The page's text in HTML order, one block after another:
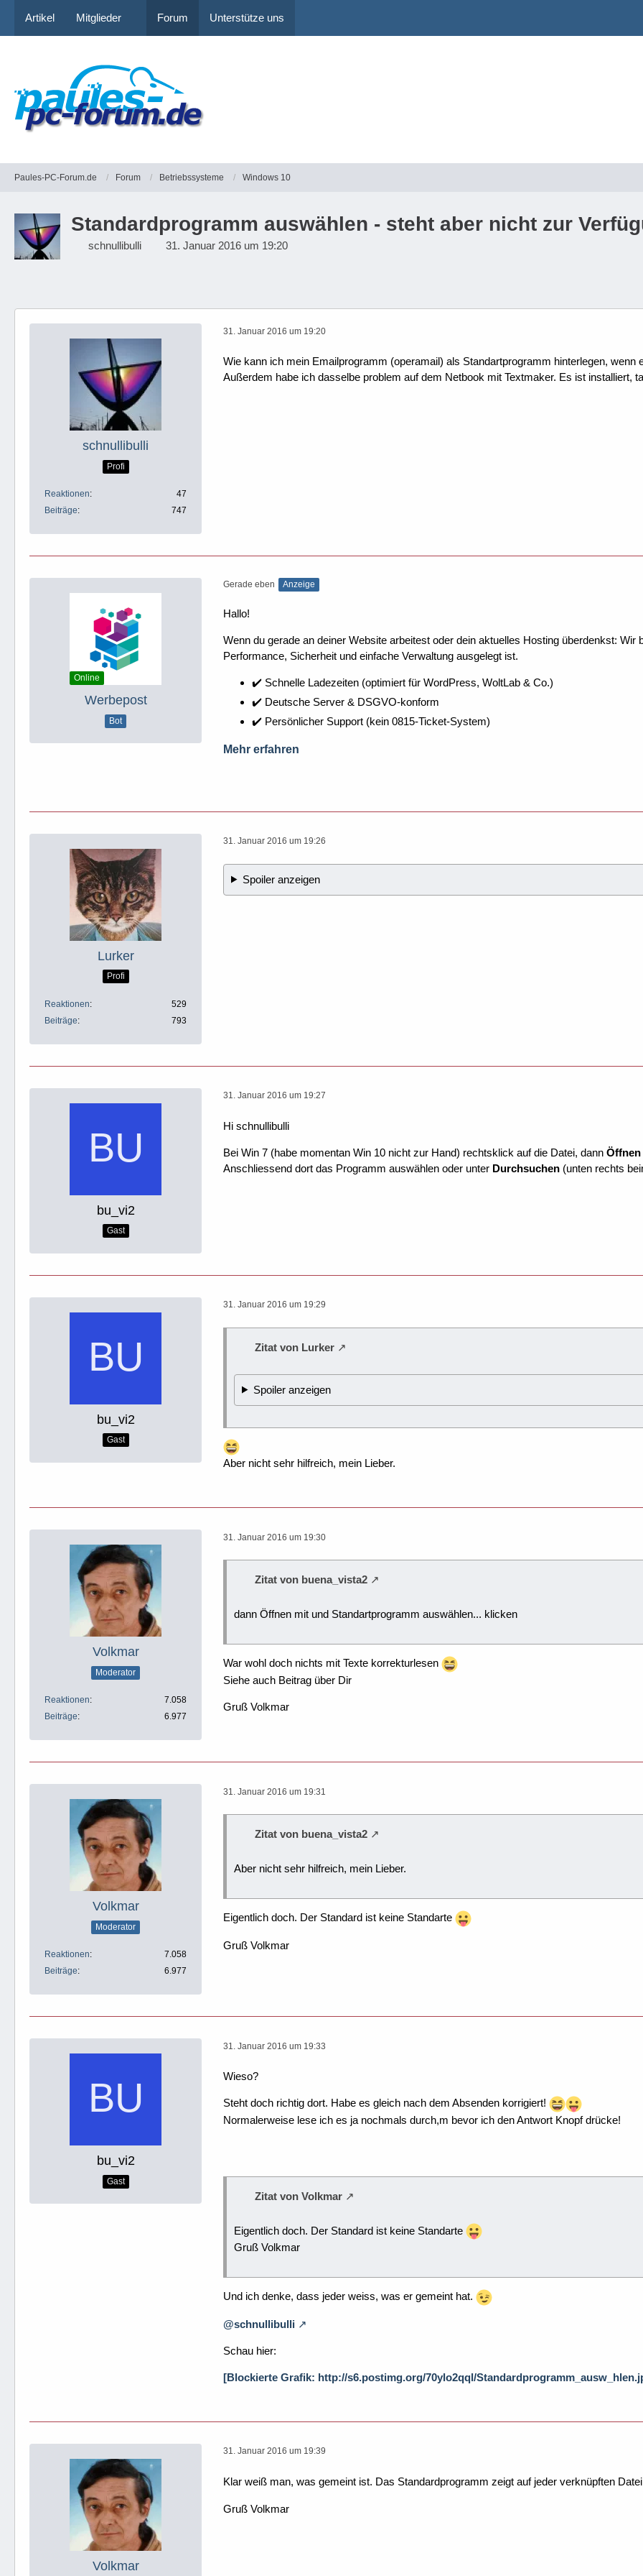
Artikel Mitglieder Forum Unterstütze uns
Paules-PC-Forum.de Forum Betriebssysteme Windows 10
Standardprogramm auswählen - steht aber nicht zur
schnullibulli 31. Januar 2016 um 19:20
schnullibulli
Profi
Reaktionen
47
Beiträge
747
31. Januar 2016 um 19:20
Wie kann ich mein Emailprogramm (operamail) als Standartprogramm hinterlegen,
Außerdem habe ich dasselbe problem auf dem Netbook mit Textmaker. Es ist installiert,
Online
Werbepost
Bot
Gerade eben Anzeige
Hallo!
Wenn du gerade an deiner Website arbeitest oder dein aktuelles Hosting überdenkst:
Performance, Sicherheit und einfache Verwaltung ausgelegt ist.
✔️ Schnelle Ladezeiten (optimiert für WordPress, WoltLab & Co.)
✔️ Deutsche Server & DSGVO-konform
✔️ Persönlicher Support (kein 0815-Ticket-System)
Mehr erfahren
Lurker
Profi
Reaktionen
529
Beiträge
793
31. Januar 2016 um 19:26
Spoiler anzeigen
bu_vi2
Gast
31. Januar 2016 um 19:27
Hi schnullibulli
Bei Win 7 (habe momentan Win 10 nicht zur Hand) rechtsklick auf die Datei, dann
Anschliessend dort das Programm auswählen oder unter Durchsuchen (unten rechts
bu_vi2
Gast
31. Januar 2016 um 19:29
Zitat von Lurker
Spoiler anzeigen
Aber nicht sehr hilfreich, mein Lieber.
Volkmar
Moderator
Reaktionen
7.058
Beiträge
6.977
31. Januar 2016 um 19:30
Zitat von buena_vista2
dann Öffnen mit und Standartprogramm auswählen... klicken
War wohl doch nichts mit Texte korrekturlesen
Siehe auch Beitrag über Dir
Gruß Volkmar
Volkmar
Moderator
Reaktionen
7.058
Beiträge
6.977
31. Januar 2016 um 19:31
Zitat von buena_vista2
Aber nicht sehr hilfreich, mein Lieber.
Eigentlich doch. Der Standard ist keine Standarte
Gruß Volkmar
bu_vi2
Gast
31. Januar 2016 um 19:33
Wieso?
Steht doch richtig dort. Habe es gleich nach dem Absenden korrigiert!
Normalerweise lese ich es ja nochmals durch,m bevor ich den Antwort Knopf drücke!
Zitat von Volkmar
Eigentlich doch. Der Standard ist keine Standarte
Gruß Volkmar
Und ich denke, dass jeder weiss, was er gemeint hat.
@schnullibulli
Schau hier:
[Blockierte Grafik: http://s6.postimg.org/70ylo2qql/
Volkmar
31. Januar 2016 um 19:39
Klar weiß man, was gemeint ist. Das Standardprogramm zeigt auf jeder verknüpften
Gruß Volkmar